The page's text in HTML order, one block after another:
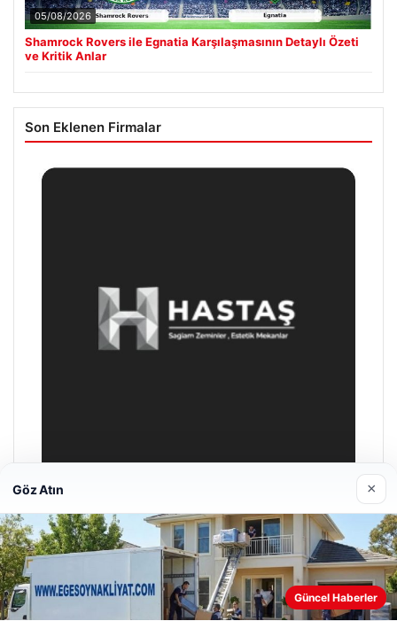
05/08/2026
Shamrock Rovers ile Egnatia Karşılaşmasının Detaylı Özeti
ve Kritik Anlar
Son Eklenen Firmalar
Hastaş Beton
26/05/2026
Göz Atın ×
Güncel Haberler